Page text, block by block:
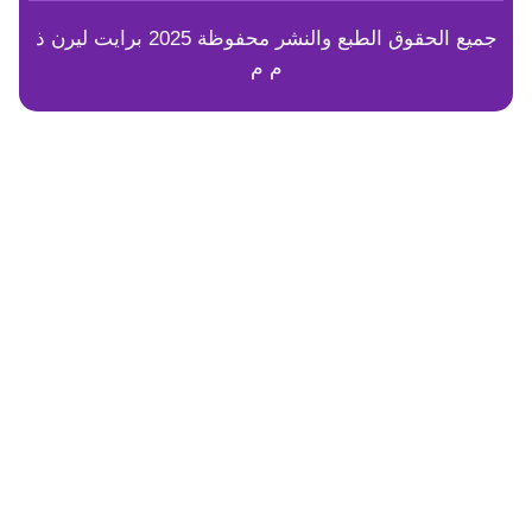
جميع الحقوق الطبع والنشر محفوظة 2025 برايت ليرن ذ
م م